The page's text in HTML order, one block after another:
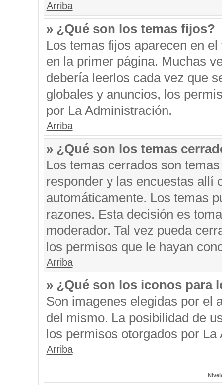
Arriba
» ¿Qué son los temas fijos?
Los temas fijos aparecen en
en la primer página. Muchas
debería leerlos cada vez que
globales y anuncios, los
por La Administración.
Arriba
» ¿Qué son los temas
Los temas cerrados son
responder y las encuestas allí
automáticamente. Los temas
razones. Esta decisión es
moderador. Tal vez pueda
los permisos que le hayan
Arriba
» ¿Qué son los iconos para
Son imagenes elegidas por el
del mismo. La posibilidad de
los permisos otorgados por La
Arriba